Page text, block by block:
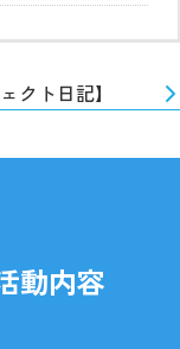
クト日記】
動内容